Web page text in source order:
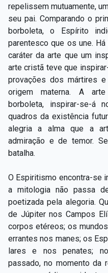
repelissem mutuamente,
seu pai. Comparando o
borboleta, o Espírito
parentesco que os une.
caráter da arte que um
arte cristã teve que
provações dos mártires
origem materna. A
borboleta, inspirar-se-á
quadros da existência
alegria a alma que a
admiração e de temor.
batalha.
O Espiritismo encontra-se
a mitologia não passa
poetizada pela alegoria.
de Júpiter nos Campos
corpos etéreos; os
errantes nos manes; os
lares e nos penates;
passado, no momento da